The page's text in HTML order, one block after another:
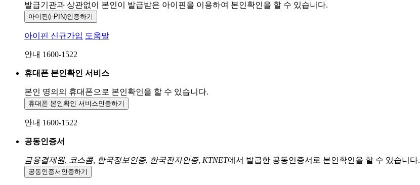
발급기관과 상관없이 본인이 발급받은 아이핀을 이용하여 본인확인을 할 수 있습니다.
아이핀(i-PIN)인증하기
아이핀 신규가입 도움말
안내 1600-1522
휴대폰 본인확인 서비스
본인 명의의 휴대폰으로 본인확인을 할 수 있습니다.
휴대폰 본인확인 서비스인증하기
안내 1600-1522
공동인증서
금융결제원, 코스콤, 한국정보인증, 한국전자인증, KTNET에서 발급한 공동인증서로 본인확인을 할 수 있습니다.
공동인증서 인증하기